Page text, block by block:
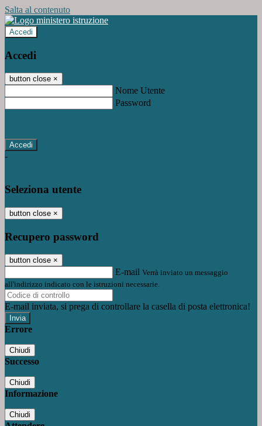
Salta al contenuto
Accedi
Accedi
button close ×
Nome Utente
Password
-
Seleziona utente
button close ×
Recupero password
button close ×
E-mail Verrà inviato un messaggio
all'indirizzo indicato con le istruzioni necessarie.
E-mail inviata, si prega di controllare la casella di posta elettronica!
Errore
Chiudi
Successo
Chiudi
Informazione
Chiudi